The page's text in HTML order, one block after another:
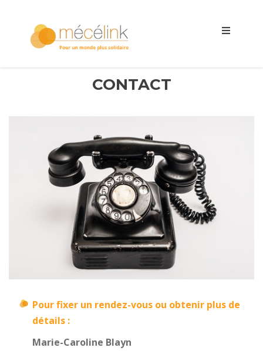
CONTACT
Pour fixer un rendez-vous ou obtenir plus de
détails :
Marie-Caroline Blayn